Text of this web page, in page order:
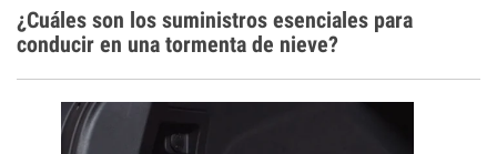
¿Cuáles son los suministros esenciales para
conducir en una tormenta de nieve?